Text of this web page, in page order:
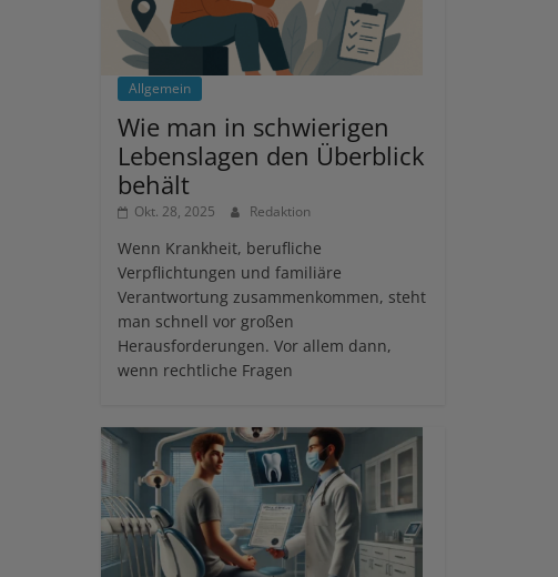
Allgemein
Wie man in schwierigen
Lebenslagen den Überblick
behält
Okt. 28, 2025 Redaktion
Wenn Krankheit, berufliche
Verpflichtungen und familiäre
Verantwortung zusammenkommen, steht
man schnell vor großen
Herausforderungen. Vor allem dann,
wenn rechtliche Fragen